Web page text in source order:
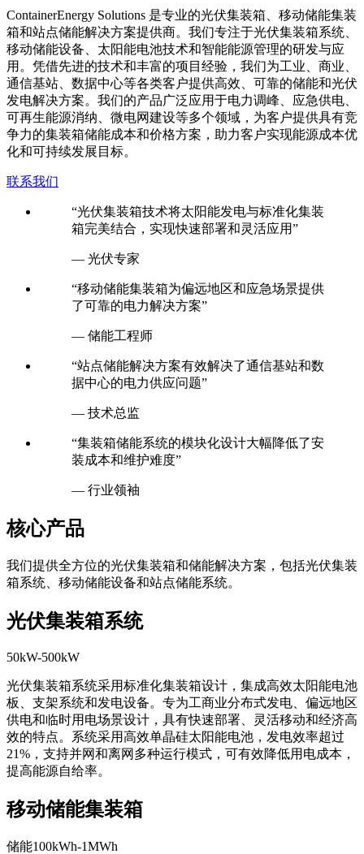
ContainerEnergy Solutions 是专业的光伏集装箱、移动储能集装
箱和站点储能解决方案提供商。我们专注于光伏集装箱系统、
移动储能设备、太阳能电池技术和智能能源管理的研发与应
用。凭借先进的技术和丰富的项目经验，我们为工业、商业、
通信基站、数据中心等各类客户提供高效、可靠的储能和光伏
发电解决方案。我们的产品广泛应用于电力调峰、应急供电、
可再生能源消纳、微电网建设等多个领域，为客户提供具有竞
争力的集装箱储能成本和价格方案，助力客户实现能源成本优
化和可持续发展目标。
联系我们
“光伏集装箱技术将太阳能发电与标准化集装
箱完美结合，实现快速部署和灵活应用”
— 光伏专家
“移动储能集装箱为偏远地区和应急场景提供
了可靠的电力解决方案”
— 储能工程师
“站点储能解决方案有效解决了通信基站和数
据中心的电力供应问题”
— 技术总监
“集装箱储能系统的模块化设计大幅降低了安
装成本和维护难度”
— 行业领袖
核心产品
我们提供全方位的光伏集装箱和储能解决方案，包括光伏集装
箱系统、移动储能设备和站点储能系统。
光伏集装箱系统
50kW-500kW
光伏集装箱系统采用标准化集装箱设计，集成高效太阳能电池
板、支架系统和发电设备。专为工商业分布式发电、偏远地区
供电和临时用电场景设计，具有快速部署、灵活移动和经济高
效的特点。系统采用高效单晶硅太阳能电池，发电效率超过
21%，支持并网和离网多种运行模式，可有效降低用电成本，
提高能源自给率。
移动储能集装箱
储能100kWh-1MWh